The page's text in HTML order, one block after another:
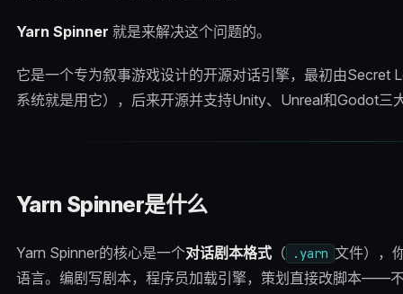
Yarn Spinner 就是来解决这个问题的。
它是一个专为叙事游戏设计的开源对话引擎，最初由Secret
系统就是用它），后来开源并支持Unity、Unreal和Godot三
Yarn Spinner是什么
Yarn Spinner的核心是一个对话剧本格式（ .yarn 文件），
语言。编剧写剧本，程序员加载引擎，策划直接改脚本——